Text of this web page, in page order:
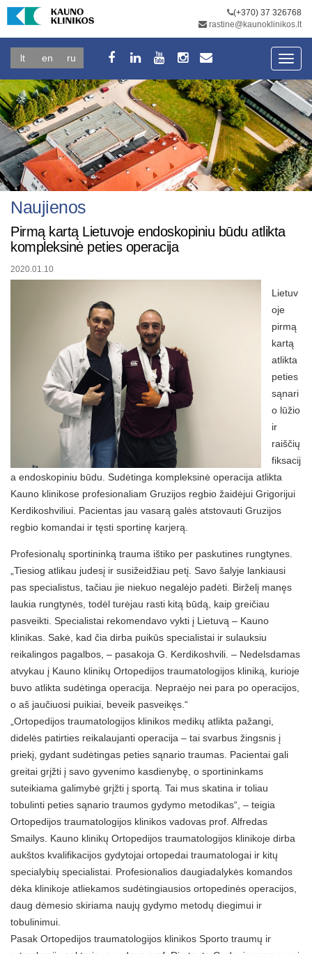
(+370) 37 326768
rastine@kaunoklinikos.lt
lt en ru
Naujienos
Pirmą kartą Lietuvoje endoskopiniu būdu atlikta
kompleksinė peties operacija
2020.01.10
Lietuv
oje
pirmą
kartą
atlikta
peties
sąnari
o lūžio
ir
raiščių
fiksacij
a endoskopiniu būdu. Sudėtinga kompleksinė operacija atlikta
Kauno klinikose profesionaliam Gruzijos regbio žaidėjui Grigorijui
Kerdikoshviliui. Pacientas jau vasarą galės atstovauti Gruzijos
regbio komandai ir tęsti sportinę karjerą.
Profesionalų sportininką trauma ištiko per paskutines rungtynes.
„Tiesiog atlikau judesį ir susižeidžiau petį. Savo šalyje lankiausi
pas specialistus, tačiau jie niekuo negalėjo padėti. Birželį manęs
laukia rungtynės, todėl turėjau rasti kitą būdą, kaip greičiau
pasveikti. Specialistai rekomendavo vykti į Lietuvą – Kauno
klinikas. Sakė, kad čia dirba puikūs specialistai ir sulauksiu
reikalingos pagalbos, – pasakoja G. Kerdikoshvili. – Nedelsdamas
atvykau į Kauno klinikų Ortopedijos traumatologijos kliniką, kurioje
buvo atlikta sudėtinga operacija. Nepraėjo nei para po operacijos,
o aš jaučiuosi puikiai, beveik pasveikęs.“
„Ortopedijos traumatologijos klinikos medikų atlikta pažangi,
didelės patirties reikalaujanti operacija – tai svarbus žingsnis į
priekį, gydant sudėtingas peties sąnario traumas. Pacientai gali
greitai grįžti į savo gyvenimo kasdienybę, o sportininkams
suteikiama galimybė grįžti į sportą. Tai mus skatina ir toliau
tobulinti peties sąnario traumos gydymo metodikas“, – teigia
Ortopedijos traumatologijos klinikos vadovas prof. Alfredas
Smailys. Kauno klinikų Ortopedijos traumatologijos klinikoje dirba
aukštos kvalifikacijos gydytojai ortopedai traumatologai ir kitų
specialybių specialistai. Profesionalios daugiadalykės komandos
dėka klinikoje atliekamos sudėtingiausios ortopedinės operacijos,
daug dėmesio skiriama naujų gydymo metodų diegimui ir
tobulinimui.
Pasak Ortopedijos traumatologijos klinikos Sporto traumų ir